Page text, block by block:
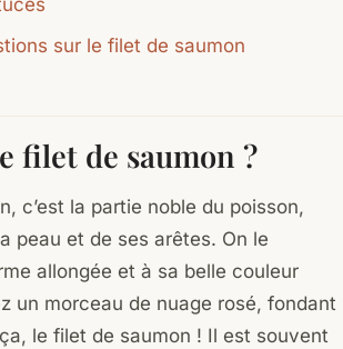
sur le filet de saumon
filet de saumon ?
c’est la partie noble du poisson,
peau et de ses arêtes. On le
allongée et à sa belle couleur
un morceau de nuage rosé, fondant
le filet de saumon ! Il est souvent